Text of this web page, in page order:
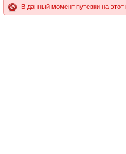
В данный момент путевки на этот